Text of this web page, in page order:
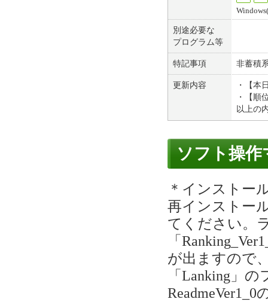
別途必要な
プログラム等
特記事項 非蓄積
更新内容
・【本
・【順
以上の
ソフト操
＊インストー
再インストー
てください。
「
が出ますので
「Lanking」